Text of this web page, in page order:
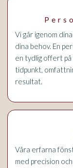
Vi går igenom
dina behov. En
en tydlig offert
tidpunkt,
resultat.
Våra erfarna
med precision